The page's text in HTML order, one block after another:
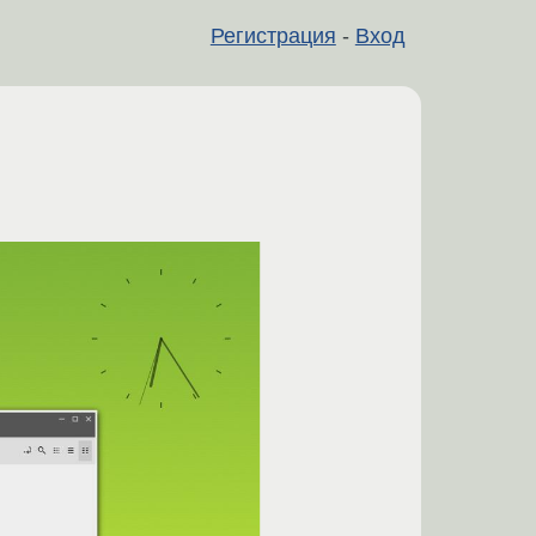
Регистрация - Вход